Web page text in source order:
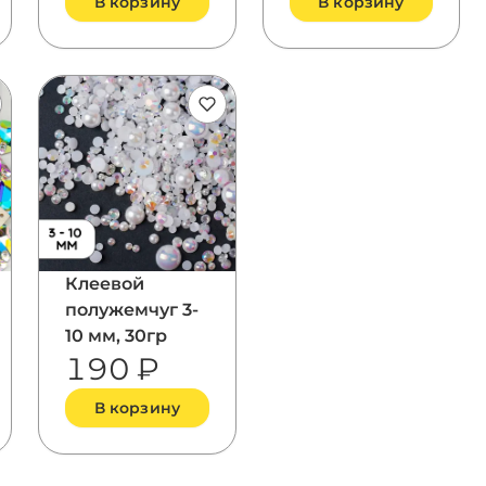
Клеевой
полужемчуг 3-
10 мм, 30гр
190 ₽
В корзину